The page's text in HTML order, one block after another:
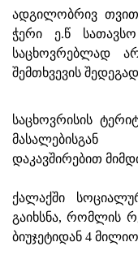
ადგილობრივ
ჭერი ე.წ
საცხოვრებლად
შემთხვევის
საცხოვრისის
დაკავშირებით
ქალაქში
გაიხსნა, რომლის
ბიუჯეტიდან 4